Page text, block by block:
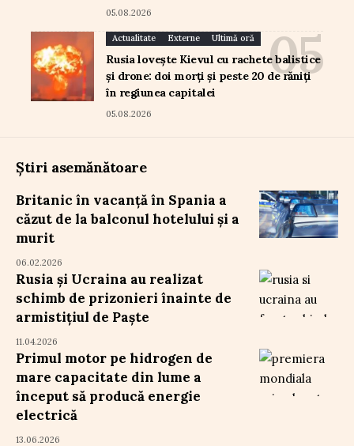
05.08.2026
Actualitate Externe Ultimă oră
Rusia lovește Kievul cu rachete balistice
și drone: doi morți și peste 20 de răniți
în regiunea capitalei
05.08.2026
Știri asemănătoare
Britanic în vacanță în Spania a
căzut de la balconul hotelului și a
murit
06.02.2026
Rusia și Ucraina au realizat
schimb de prizonieri înainte de
armistițiul de Paște
11.04.2026
Primul motor pe hidrogen de
mare capacitate din lume a
început să producă energie
electrică
13.06.2026